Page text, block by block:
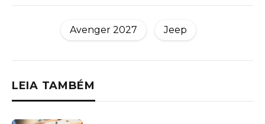
Avenger 2027 Jeep
LEIA TAMBÉM